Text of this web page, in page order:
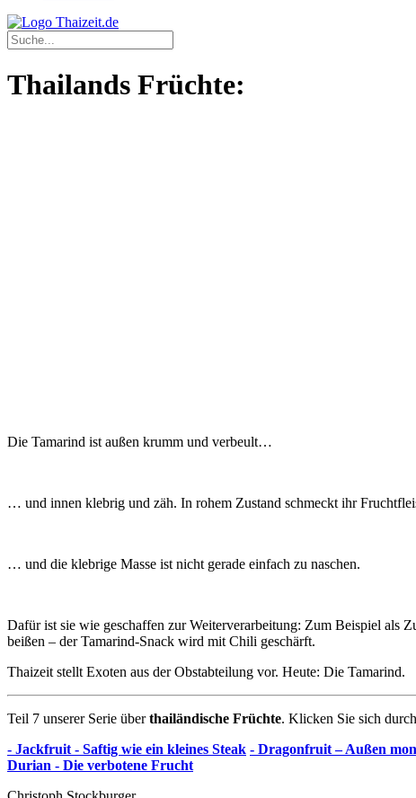
Thailands Früchte:
Die Tamarind ist außen krumm und verbeult…
… und innen klebrig und zäh. In rohem Zustand schmeckt ihr
… und die klebrige Masse ist nicht gerade einfach zu naschen.
Dafür ist sie wie geschaffen zur Weiterverarbeitung: Zum Beispiel als
beißen – der Tamarind-Snack wird mit Chili geschärft.
Thaizeit stellt Exoten aus der Obstabteilung vor. Heute: Die Tamarind.
Teil 7 unserer Serie überthailändische Früchte. Klicken Sie sich
- Jackfruit - Saftig wie ein kleines Steak - Dragonfruit – Außen
Durian - Die verbotene Frucht